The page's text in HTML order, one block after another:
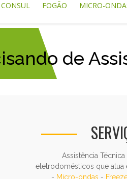
CONSUL FOGÃO MICRO-
de
Assistência
eletrodomésticos que atua
- Micro-ondas -